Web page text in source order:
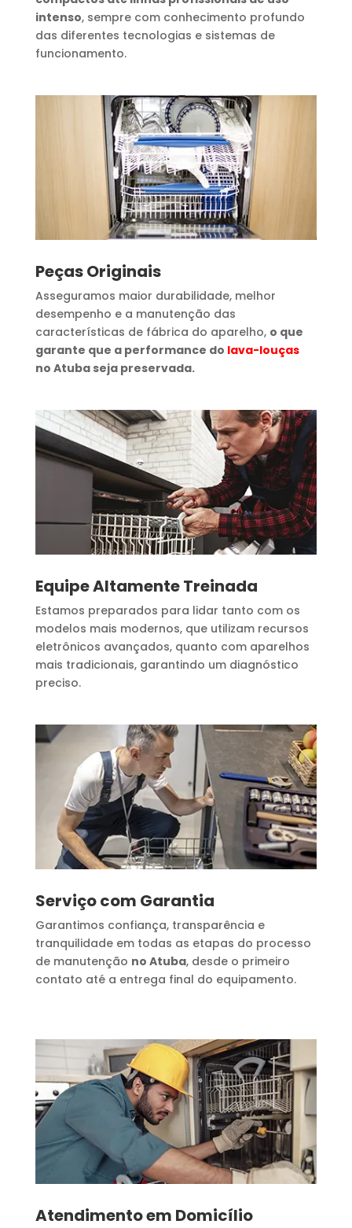
intenso, sempre com conhecimento profundo
das diferentes tecnologias e sistemas de
funcionamento.
Peças Originais
Asseguramos maior durabilidade, melhor
desempenho e a manutenção das
características de fábrica do aparelho, o que
garante que a performance do lava-louças
no Atuba seja preservada.
Equipe Altamente Treinada
Estamos preparados para lidar tanto com os
modelos mais modernos, que utilizam recursos
eletrônicos avançados, quanto com aparelhos
mais tradicionais, garantindo um diagnóstico
preciso.
Serviço com Garantia
Garantimos confiança, transparência e
tranquilidade em todas as etapas do processo
de manutenção no Atuba, desde o primeiro
contato até a entrega final do equipamento.
Atendimento em Domicílio